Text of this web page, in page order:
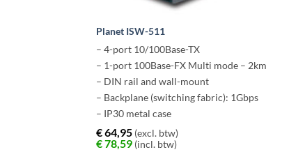
Planet ISW-511
– 4-port 10/100Base-TX
– 1-port 100Base-FX Multi mode – 2km
– DIN rail and wall-mount
– Backplane (switching fabric): 1Gbps
– IP30 metal case
– Redundant Power
€64,95 (excl. btw)
€78,59 (incl. btw)